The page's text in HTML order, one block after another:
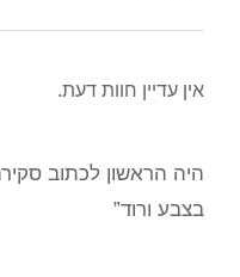
אין עדיין חוות דעת.
היה הראשון לכתוב
בצבע ורוד”